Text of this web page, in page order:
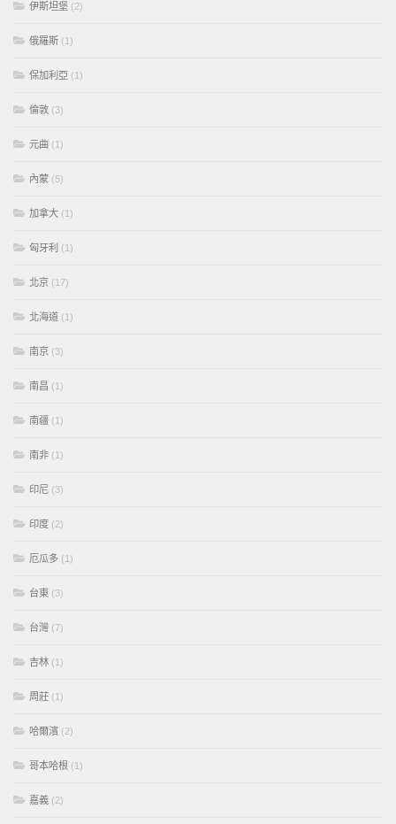
伊斯坦堡 (2)
俄羅斯 (1)
保加利亞 (1)
倫敦 (3)
元曲 (1)
內蒙 (5)
加拿大 (1)
匈牙利 (1)
北京 (17)
北海道 (1)
南京 (3)
南昌 (1)
南疆 (1)
南非 (1)
印尼 (3)
印度 (2)
厄瓜多 (1)
台東 (3)
台灣 (7)
吉林 (1)
周莊 (1)
哈爾濱 (2)
哥本哈根 (1)
嘉義 (2)